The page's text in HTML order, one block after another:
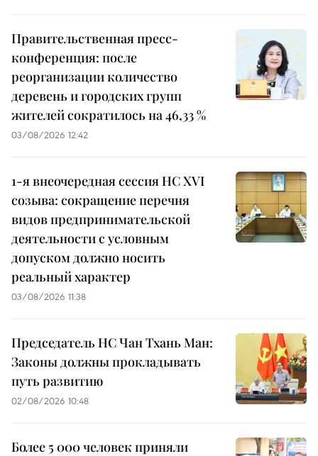
Правительственная пресс-
конференция: после
реорганизации количество
деревень и городских групп
жителей сократилось на 46,33 %
03/08/2026 12:42
1-я внеочередная сессия НС XVI
созыва: сокращение перечня
видов предпринимательской
деятельности с условным
допуском должно носить
реальный характер
03/08/2026 11:38
Председатель НС Чан Тхань Ман:
Законы должны прокладывать
путь развитию
02/08/2026 10:48
Более 5 000 человек приняли